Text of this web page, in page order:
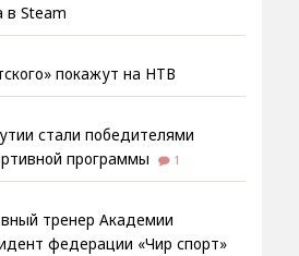
в Steam
покажут на НТВ
стали победителями
программы
1
тренер Академии
федерации «Чир спорт»